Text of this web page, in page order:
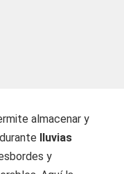
almacenar y
lluvias
y